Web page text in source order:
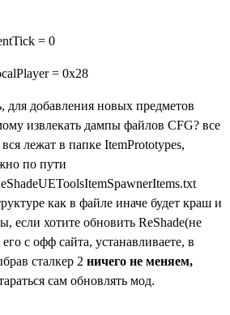
= 0
= 0x28
для добавления новых предметов
извлекать дампы файлов CFG? все
лежат в папке ItemPrototypes,
по пути
как в файле иначе будет краш и
если хотите обновить ReShade(не
с офф сайта, устанавливаете, в
сталкер 2 ничего не меняем,
сам обновлять мод.